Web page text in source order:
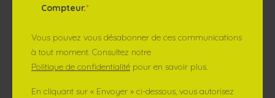
Compteur.*
Vous pouvez vous désabonner de ces communications
à tout moment. Consultez notre
Politique de confidentialité pour en savoir plus.
En cliquant sur « Envoyer » ci-dessous, vous autorisez